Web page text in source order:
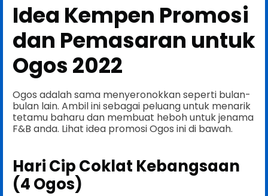
Idea Kempen Promosi
dan Pemasaran untuk
Ogos 2022
Ogos adalah sama menyeronokkan seperti bulan-
bulan lain. Ambil ini sebagai peluang untuk menarik
tetamu baharu dan membuat heboh untuk jenama
F&B anda. Lihat idea promosi Ogos ini di bawah.
Hari Cip Coklat Kebangsaan
(4 Ogos)